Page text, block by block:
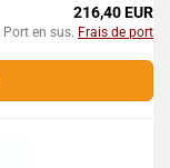
216,40 EUR
en sus. Frais de port